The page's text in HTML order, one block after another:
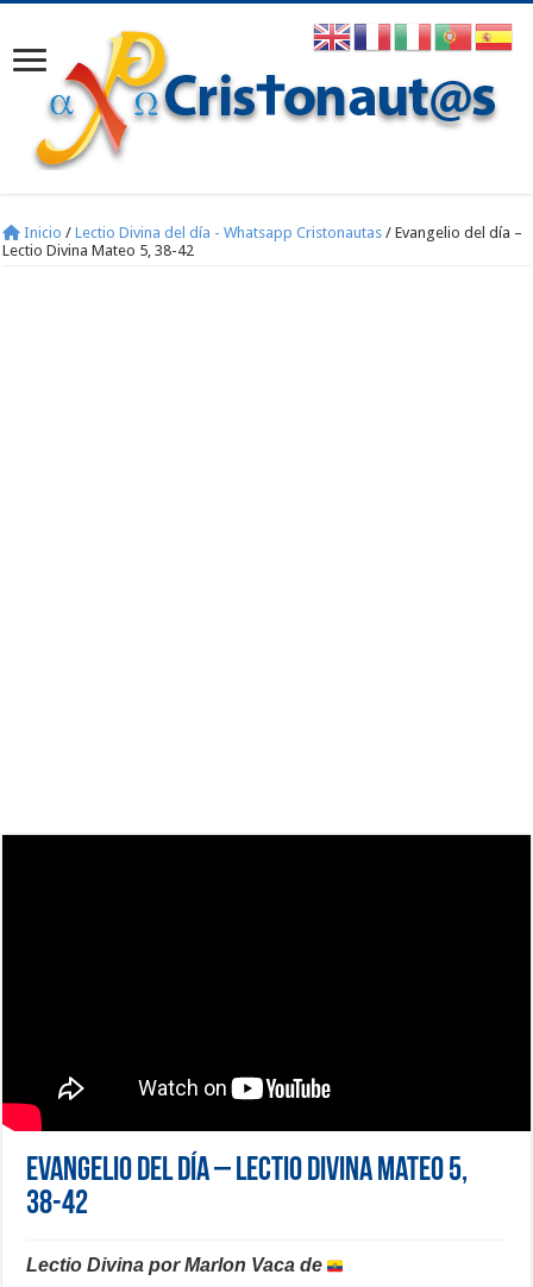
Inicio / Lectio Divina del día - Whatsapp Cristonautas / Evangelio del día –
Lectio Divina Mateo 5, 38-42
Evangelio del día – Lectio Divina Mateo 5,
38-42
Lectio Divina por Marlon Vaca de